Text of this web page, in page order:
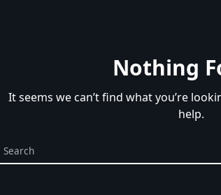
Nothing
It seems we can’t find what you’re
help.
Search